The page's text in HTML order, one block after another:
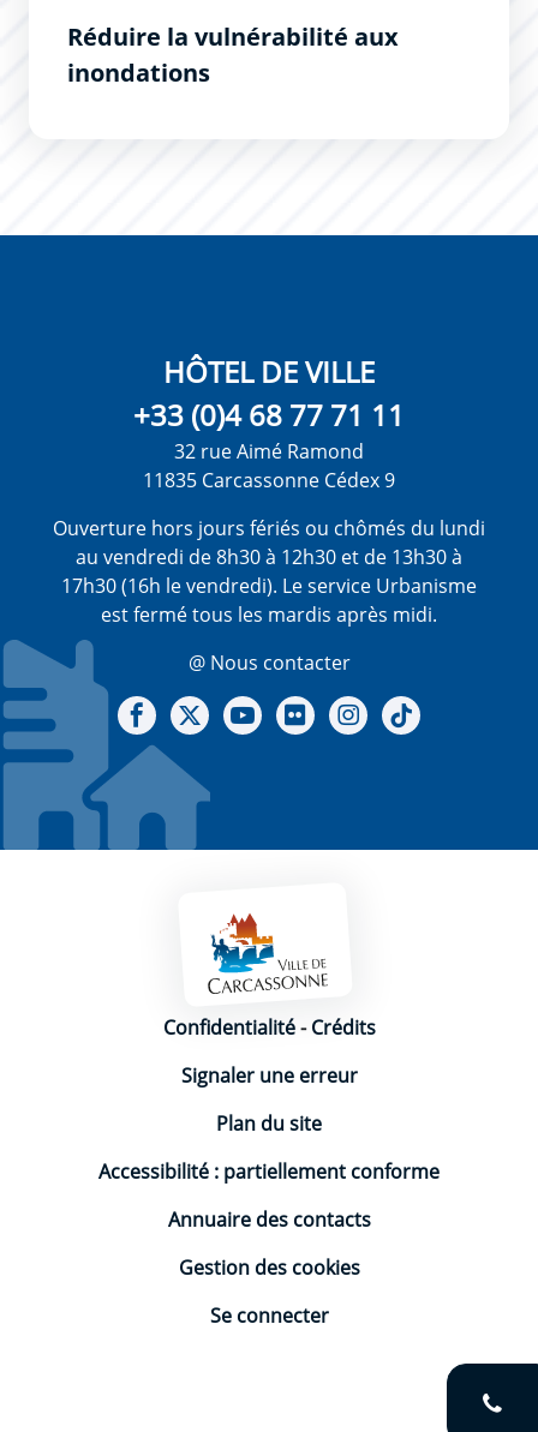
Réduire la vulnérabilité aux
inondations
HÔTEL DE VILLE
+33 (0)4 68 77 71 11
32 rue Aimé Ramond
11835 Carcassonne Cédex 9
Ouverture hors jours fériés ou chômés du lundi
au vendredi de 8h30 à 12h30 et de 13h30 à
17h30 (16h le vendredi). Le service Urbanisme
est fermé tous les mardis après midi.
@ Nous contacter
Notre Facebook
Notre X - (twitter)
Notre chaine Youtube
Notre Gallerie sur Flickr
Notre Instagram
Mentions légales
Confidentialité-Crédits
Signaler une erreur
Plan du site
Accessibilité : partiellement conforme
Annuaire des contacts
Gestion des cookies
Se connecter